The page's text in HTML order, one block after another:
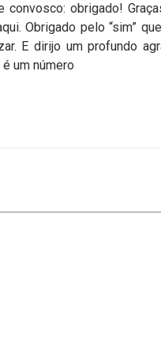
obrigado!
Obrigado pelo “sim”
E dirijo um profundo
um número